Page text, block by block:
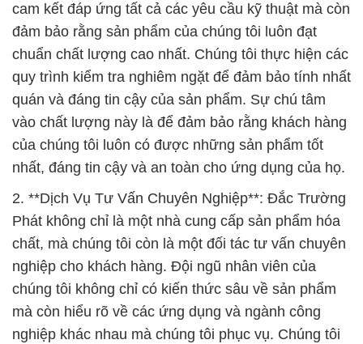
cam kết đáp ứng tất cả các yêu cầu kỹ thuật mà còn
đảm bảo rằng sản phẩm của chúng tôi luôn đạt
chuẩn chất lượng cao nhất. Chúng tôi thực hiện các
quy trình kiểm tra nghiêm ngặt để đảm bảo tính nhất
quán và đáng tin cậy của sản phẩm. Sự chú tâm
vào chất lượng này là để đảm bảo rằng khách hàng
của chúng tôi luôn có được những sản phẩm tốt
nhất, đáng tin cậy và an toàn cho ứng dụng của họ.
2. **Dịch Vụ Tư Vấn Chuyên Nghiệp**: Đắc Trường
Phát không chỉ là một nhà cung cấp sản phẩm hóa
chất, mà chúng tôi còn là một đối tác tư vấn chuyên
nghiệp cho khách hàng. Đội ngũ nhân viên của
chúng tôi không chỉ có kiến thức sâu về sản phẩm
mà còn hiểu rõ về các ứng dụng và ngành công
nghiệp khác nhau mà chúng tôi phục vụ. Chúng tôi